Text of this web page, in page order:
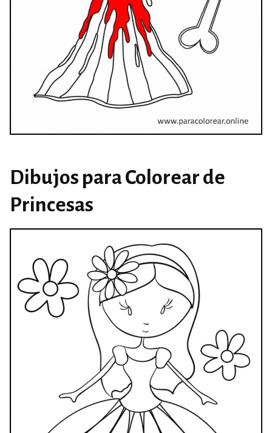
Dibujos para Colorear de
Princesas